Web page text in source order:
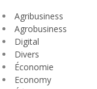
Agribusiness
Agrobusiness
Digital
Divers
Économie
Economy